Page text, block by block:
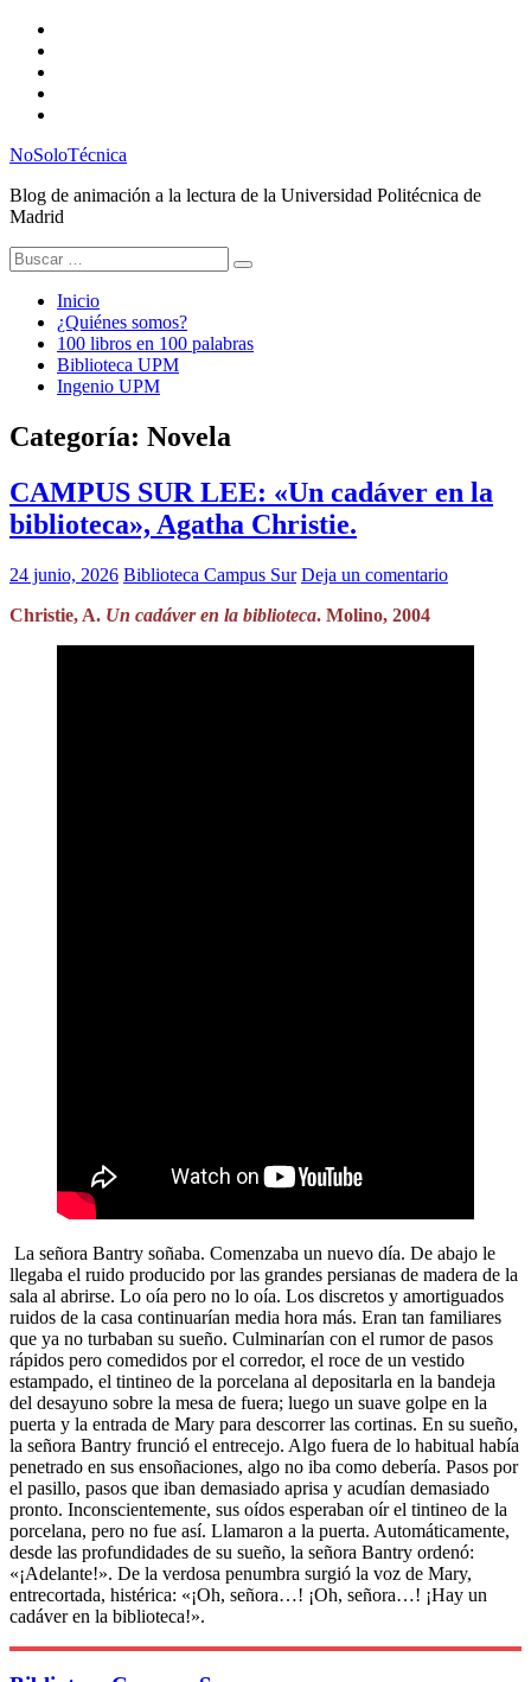
Saltar
contenido
NoSoloTécnica
Blog de animación a la lectura de la Universidad Politécnica de
Madrid
Buscar:
Inicio
¿Quiénes somos?
100 libros en 100 palabras
Biblioteca UPM
Ingenio UPM
Categoría: Novela
CAMPUS SUR LEE: «Un cadáver en la
biblioteca», Agatha Christie.
24 junio, 2026 Biblioteca Campus Sur Deja un comentario
Christie, A. Un cadáver en la biblioteca. Molino, 2004
La señora Bantry soñaba. Comenzaba un nuevo día. De abajo le
llegaba el ruido producido por las grandes persianas de madera de la
sala al abrirse. Lo oía pero no lo oía. Los discretos y amortiguados
ruidos de la casa continuarían media hora más. Eran tan familiares
que ya no turbaban su sueño. Culminarían con el rumor de pasos
rápidos pero comedidos por el corredor, el roce de un vestido
estampado, el tintineo de la porcelana al depositarla en la bandeja
del desayuno sobre la mesa de fuera; luego un suave golpe en la
puerta y la entrada de Mary para descorrer las cortinas. En su sueño,
la señora Bantry frunció el entrecejo. Algo fuera de lo habitual había
penetrado en sus ensoñaciones, algo no iba como debería. Pasos por
el pasillo, pasos que iban demasiado aprisa y acudían demasiado
pronto. Inconscientemente, sus oídos esperaban oír el tintineo de la
porcelana, pero no fue así. Llamaron a la puerta. Automáticamente,
desde las profundidades de su sueño, la señora Bantry ordenó:
«¡Adelante!». De la verdosa penumbra surgió la voz de Mary,
entrecortada, histérica: «¡Oh, señora…! ¡Oh, señora…! ¡Hay un
cadáver en la biblioteca!».